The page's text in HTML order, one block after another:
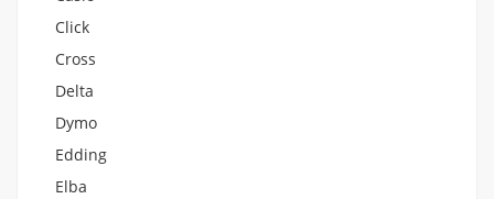
Click
Cross
Delta
Dymo
Edding
Elba